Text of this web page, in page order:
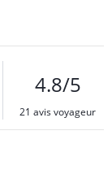
4.8/5
21 avis voyageur